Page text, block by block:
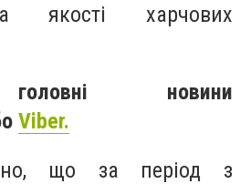
якості харчових
новини
Viber.
що за період з